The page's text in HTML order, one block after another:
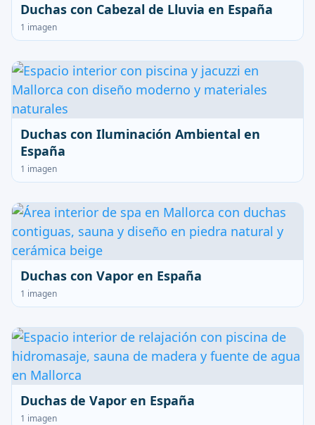
Duchas con Cabezal de Lluvia en España
1 imagen
Duchas con Iluminación Ambiental en
España
1 imagen
Duchas con Vapor en España
1 imagen
Duchas de Vapor en España
1 imagen